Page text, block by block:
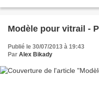
Modèle pour vitrail -
Publié le 30/07/2013 à 19:43
Par Alex Bikady